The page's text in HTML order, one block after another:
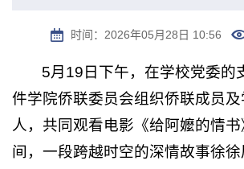
时间：2026年05月28日 10:56
5月19日下午，在学校党委的
件学院侨联委员会组织侨联成员
人，共同观看电影《给阿嬤的情
间，一段跨越时空的深情故事徐